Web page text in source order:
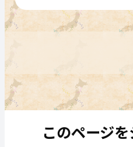
このページ